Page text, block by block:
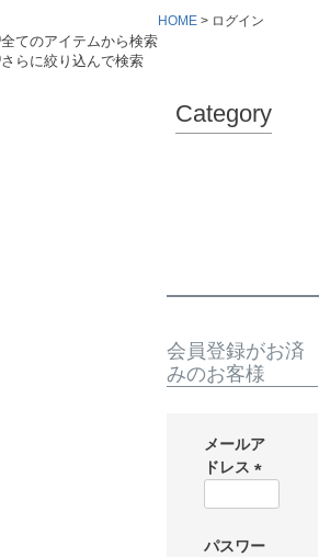
全てのアイテムから検索
さらに絞り込んで検索
HOME ログイン
Category
会員登録がお済
みのお客様
メールア
ドレス
須
パスワー